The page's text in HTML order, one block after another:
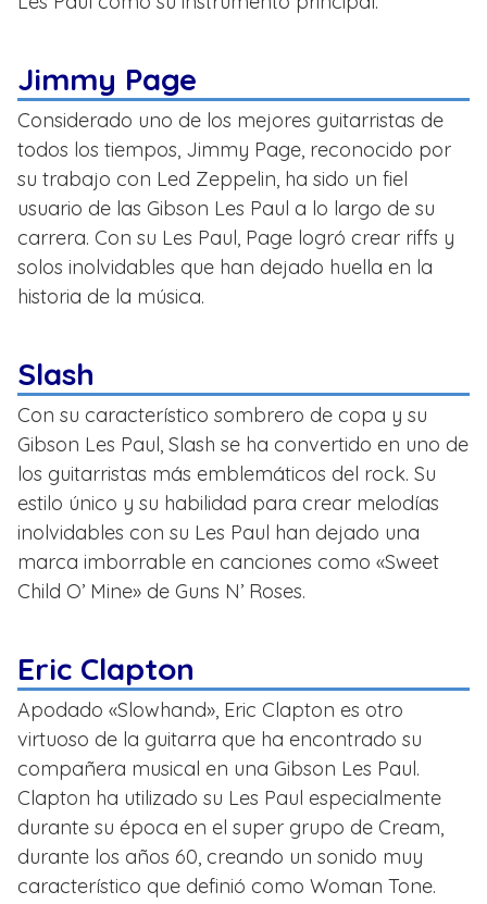
Jimmy Page
Considerado uno de los mejores guitarristas de
todos los tiempos, Jimmy Page, reconocido por
su trabajo con Led Zeppelin, ha sido un fiel
usuario de las Gibson Les Paul a lo largo de su
carrera. Con su Les Paul, Page logró crear riffs y
solos inolvidables que han dejado huella en la
historia de la música.
Slash
Con su característico sombrero de copa y su
Gibson Les Paul, Slash se ha convertido en uno de
los guitarristas más emblemáticos del rock. Su
estilo único y su habilidad para crear melodías
inolvidables con su Les Paul han dejado una
marca imborrable en canciones como «Sweet
Child O’ Mine» de Guns N’ Roses.
Eric Clapton
Apodado «Slowhand», Eric Clapton es otro
virtuoso de la guitarra que ha encontrado su
compañera musical en una Gibson Les Paul.
Clapton ha utilizado su Les Paul especialmente
durante su época en el super grupo de Cream,
durante los años 60, creando un sonido muy
característico que definió como Woman Tone.